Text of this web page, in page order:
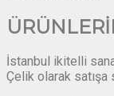
İstanbul ikitelli
Çelik olarak satışa